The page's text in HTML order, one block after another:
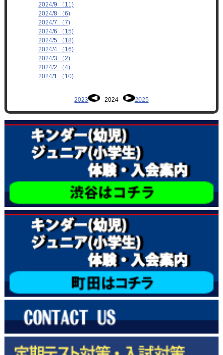
2024/9 （11)
2024/8 （6)
2024/7 （7)
2024/6 （15)
2024/5 （18)
2024/4 （16)
2024/3 （2)
2024/2 （4)
2024/1 （10)
2023 2024 2025